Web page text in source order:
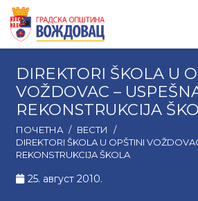
DIREKTORI ŠKOLA U
VOŽDOVAC –
REKONSTRUKCIJA
ПОЧЕТНА / ВЕСТИ
/
DIREKTORI ŠKOLA U OPŠTINI
REKONSTRUKCIJA ŠKOLA
25. август 2010.